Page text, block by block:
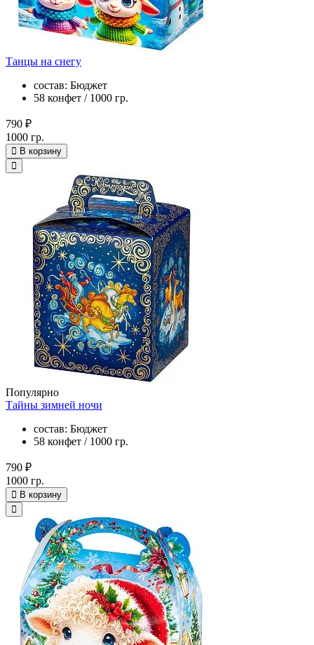
Танцы на снегу
состав: Бюджет
58 конфет / 1000 гр.
790 ₽
1000 гр.
В корзину
Популярно
Тайны зимней ночи
состав: Бюджет
58 конфет / 1000 гр.
790 ₽
1000 гр.
В корзину